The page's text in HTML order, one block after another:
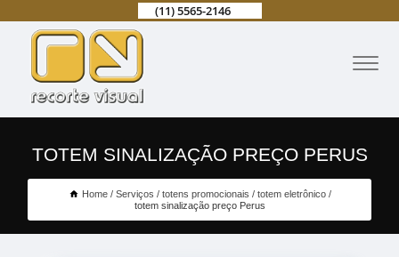
(11) 5565-2146
TOTEM SINALIZAÇÃO PREÇO PERUS
Home Serviços totens promocionais
totem eletrônico
totem sinalização preço Perus